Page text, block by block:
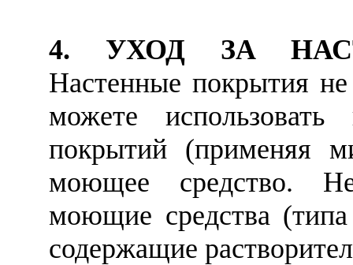
4. УХОД ЗА
Настенные покрытия
можете
покрытий (применяя
моющее средство.
моющие средства
содержащие